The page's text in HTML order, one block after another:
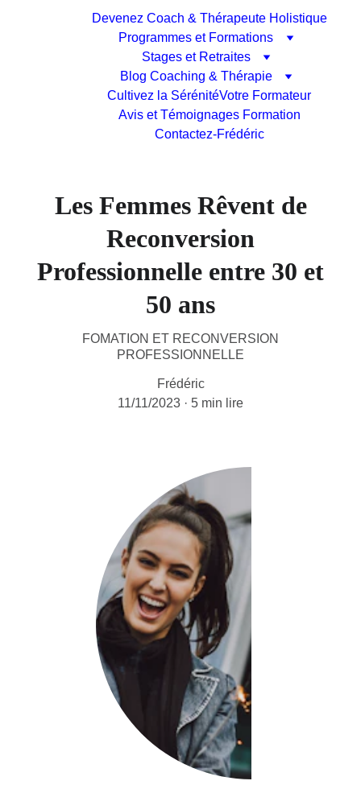
Devenez Coach & Thérapeute Holistique
Programmes et Formations
Stages et Retraites
Blog Coaching & Thérapie
Cultivez la SérénitéVotre Formateur
Avis et Témoignages Formation
Contactez-Frédéric
Les Femmes Rêvent de
Reconversion
Professionnelle entre 30 et
50 ans
FOMATION ET RECONVERSION
PROFESSIONNELLE
Frédéric
11/11/2023
5 min lire